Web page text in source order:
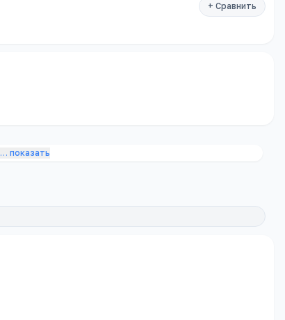
+ Сравнить
… показать